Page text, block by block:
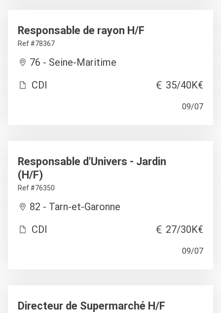
Responsable de rayon H/F
Ref #78367
76 - Seine-Maritime
CDI
35/40K€
09/07
Responsable d'Univers - Jardin
(H/F)
Ref #76350
82 - Tarn-et-Garonne
CDI
27/30K€
09/07
Directeur de Supermarché H/F